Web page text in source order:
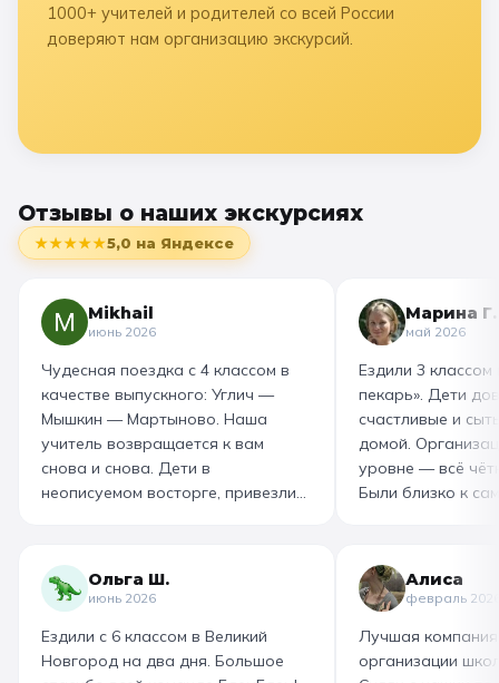
1000+ учителей и родителей со всей России
доверяют нам организацию экскурсий.
Отзывы о наших экскурсиях
★★★★★5,0 на Яндексе
Mikhail
июнь 2026
Чудесная поездка с 4 классом в
качестве выпускного: Углич —
Мышкин — Мартыново. Наша
учитель возвращается к вам
снова и снова. Дети в
неописуемом восторге, привезли
маршрут для себя, настолько
интересно и насыщенно было.
Огромная благодарность
организатору! Вы лучшие: от
выбора супер-маршрута, питания,
Марина Г.
май 2026
Ездили 3 классом
пекарь». Дети
счастливые и
домой.
уровне — всё
Были близко к
гигантский
изготовили
слоёного теста,
со скоморохом,
загадками. В
Ольга Ш.
июнь 2026
Ездили с 6 классом в Великий
Новгород на два дня. Большое
Алиса
февраль
Лучшая
организации